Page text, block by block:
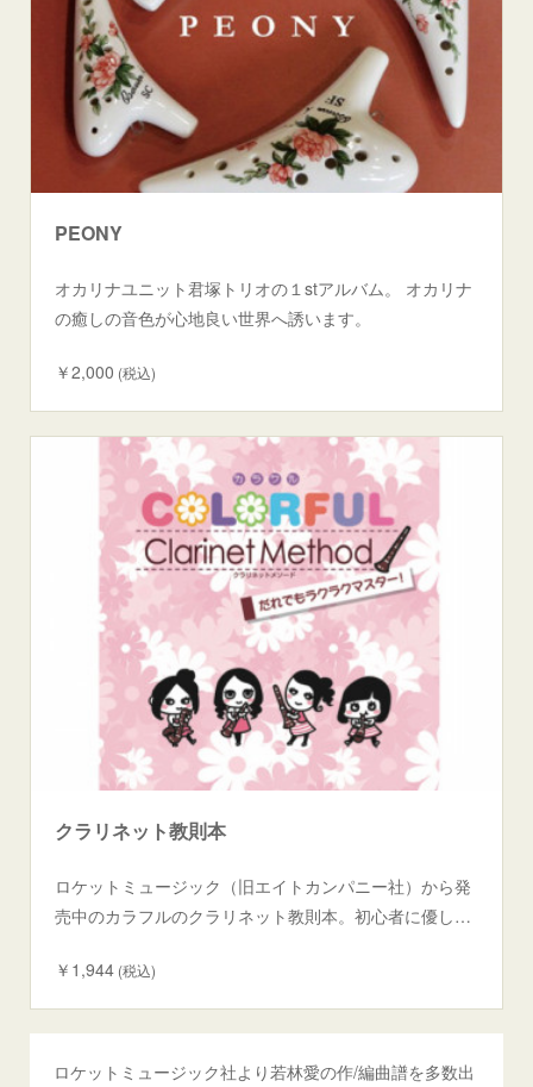
PEONY
オカリナユニット君塚トリオの１stアルバム。 オカリナ
の癒しの音色が心地良い世界へ誘います。
￥2,000 (税込)
クラリネット教則本
ロケットミュージック（旧エイトカンパニー社）から発
売中のカラフルのクラリネット教則本。初心者に優し…
￥1,944 (税込)
ロケットミュージック社より若林愛の作/編曲譜を多数出